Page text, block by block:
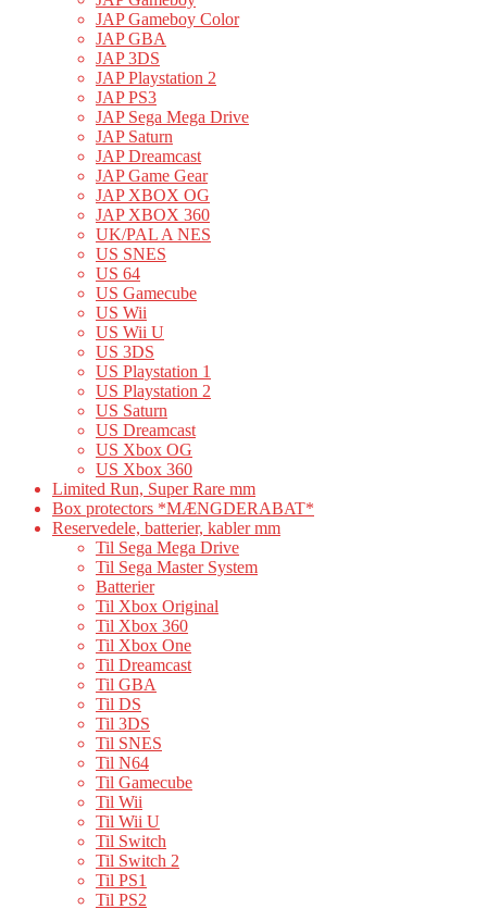
JAP Gameboy Color
JAP GBA
JAP 3DS
JAP Playstation 2
JAP PS3
JAP Sega Mega Drive
JAP Saturn
JAP Dreamcast
JAP Game Gear
JAP XBOX OG
JAP XBOX 360
UK/PAL A NES
US SNES
US 64
US Gamecube
US Wii
US Wii U
US 3DS
US Playstation 1
US Playstation 2
US Saturn
US Dreamcast
US Xbox OG
US Xbox 360
Limited Run, Super Rare mm
Box protectors *MÆNGDERABAT*
Reservedele, batterier, kabler mm
Til Sega Mega Drive
Til Sega Master System
Batterier
Til Xbox Original
Til Xbox 360
Til Xbox One
Til Dreamcast
Til GBA
Til DS
Til 3DS
Til SNES
Til N64
Til Gamecube
Til Wii
Til Wii U
Til Switch
Til Switch 2
Til PS1
Til PS2